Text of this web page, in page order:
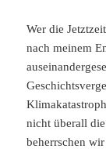
Wer die
nach meinem
nicht überall
beherrschen